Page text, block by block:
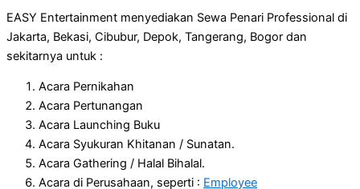
EASY Entertainment menyediakan Sewa Penari Professional di
Jakarta, Bekasi, Cibubur, Depok, Tangerang, Bogor dan
sekitarnya untuk :
Acara Pernikahan
Acara Pertunangan
Acara Launching Buku
Acara Syukuran Khitanan / Sunatan.
Acara Gathering / Halal Bihalal.
Acara di Perusahaan, seperti : Employee